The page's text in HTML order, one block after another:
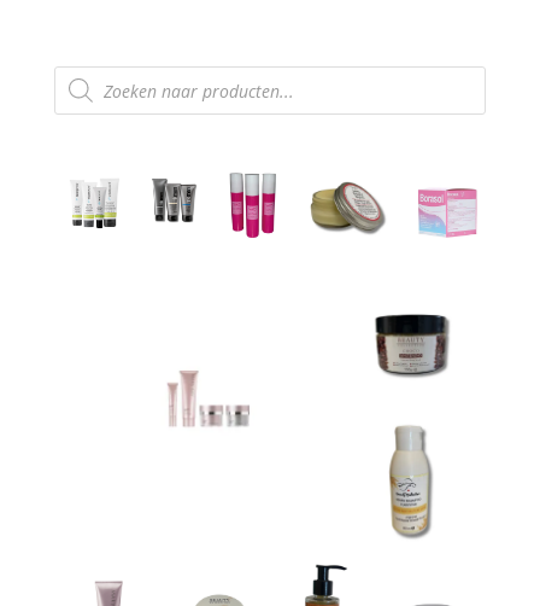
Producten
zoeken